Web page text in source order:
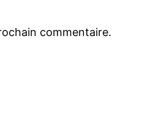
commentaire.